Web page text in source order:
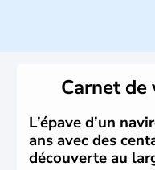
L'Israël est un état de
vrai essorCarnet de
L’épave d’un
ans avec des
découverte au